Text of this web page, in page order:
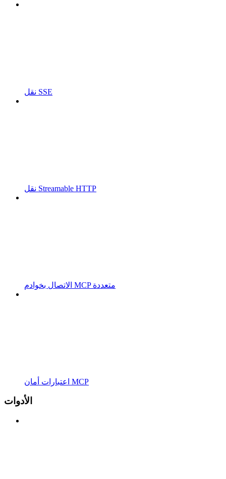
نقل SSE
نقل Streamable HTTP
الاتصال بخوادم MCP متعددة
اعتبارات أمان MCP
الأدوات